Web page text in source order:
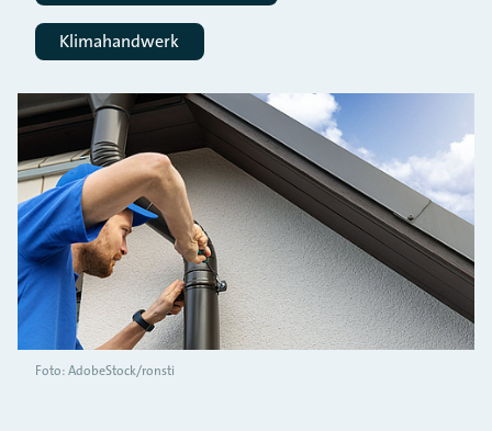
Klimahandwerk
Foto: AdobeStock/ronsti